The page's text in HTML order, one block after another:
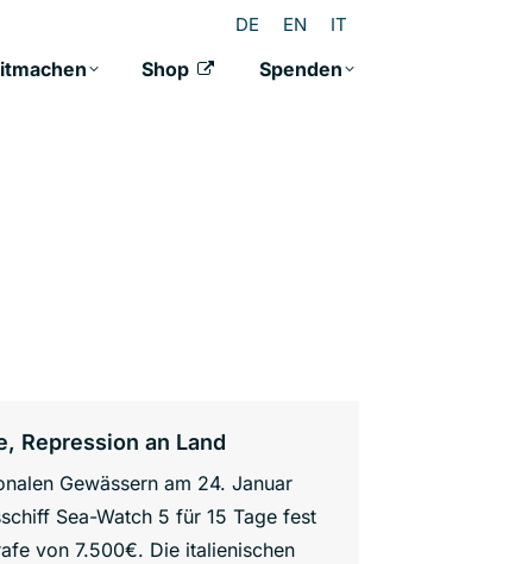
DE EN IT
Shop Spenden
Repression an Land
Gewässern am 24. Januar
Sea-Watch 5 für 15 Tage fest
von 7.500€. Die italienischen